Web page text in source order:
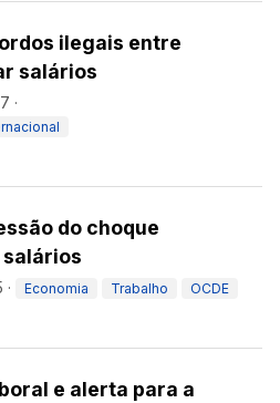
ilegais entre
salários
·
do choque
· Economia Trabalho OCDE
e alerta para a